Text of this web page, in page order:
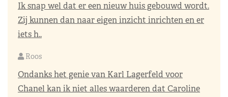
Ik snap wel dat er een nieuw huis gebouwd wordt.
Zij kunnen dan naar eigen inzicht inrichten en er
iets h..
Roos
Ondanks het genie van Karl Lagerfeld voor
Chanel kan ik niet alles waarderen dat Caroline